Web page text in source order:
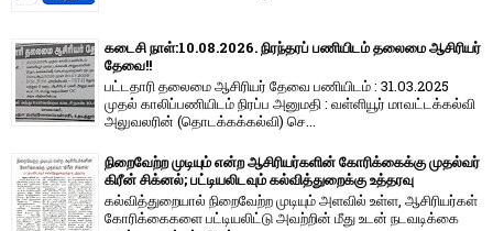
கடைசி நாள்:10.08.2026. நிரந்தரப் பணியிடம் தலைமை ஆசிரியர்
தேவை!!
பட்டதாரி தலைமை ஆசிரியர் தேவை பணியிடம் : 31.03.2025
முதல் காலிப்பணியிடம் நிரப்ப அனுமதி : வள்ளியூர் மாவட்டக்கல்வி
அலுவலரின் (தொடக்கக்கல்வி) செ...
நிறைவேற்ற முடியும் என்ற ஆசிரியர்களின் கோரிக்கைக்கு முதல்வர்
கிரீன் சிக்னல்; பட்டியலிடவும் கல்வித்துறைக்கு உத்தரவு
கல்வித்துறையால் நிறைவேற்ற முடியும் அளவில் உள்ள, ஆசிரியர்கள்
கோரிக்கைகளை பட்டியலிட்டு அவற்றின் மீது உடன் நடவடிக்கை